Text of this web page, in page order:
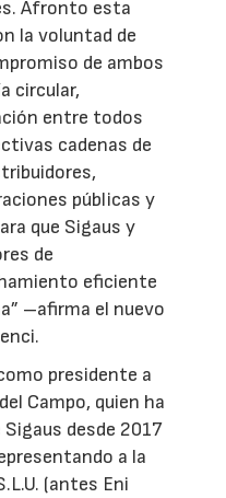
Afronto esta
la voluntad de
de ambos
circular,
entre todos
cadenas de
públicas y
que Sigaus y
de
eficiente
–afirma el nuevo
presidente a
Campo, quien ha
desde 2017
a la
(antes Eni